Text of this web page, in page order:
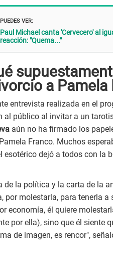
PUEDES VER:
Paul Michael canta 'Cervecero' al
reacción: "Quema..."
a Pamela
entrevista realizada en el
al público al invitar a un
aún no ha firmado los
Franco. Muchos
esotérico dejó a todos con la
de la política y la carta de la
por molestarla, para tenerla
economía, él quiere
por ella), sino que él siente
de imagen, es rencor",